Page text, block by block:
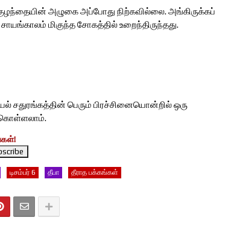
அழுகை அப்போது நிற்கவில்லை. அங்கிருக்கப்
மிகுந்த சோகத்தில் உறைந்திருந்தது.
சதுரங்கத்தின் பெரும் பிரச்சினையொன்றில் ஒரு
கொள்ளலாம்.
டிசம்பர் 6 தீபா தீராத பக்கங்கள்